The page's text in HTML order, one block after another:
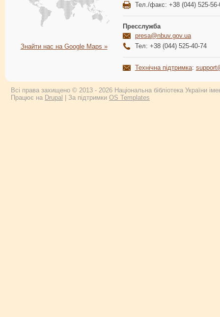
Знайти нас на Google Maps »
Тел./факс: +38 (044) 525-56-
Пресслужба
presa@nbuv.gov.ua
Тел: +38 (044) 525-40-74
Технічна підтримка:
Всі права захищено © 2013 - 2026 Національна бібліотека України
Працює на Drupal | За підтримки OS Templates